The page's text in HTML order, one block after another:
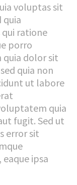
voluptas sit
quia
ratione
porro
quia dolor sit
quia non
ut labore
quia
fugit. Sed ut
error sit
ipsa